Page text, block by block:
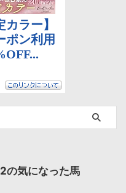
気になった馬